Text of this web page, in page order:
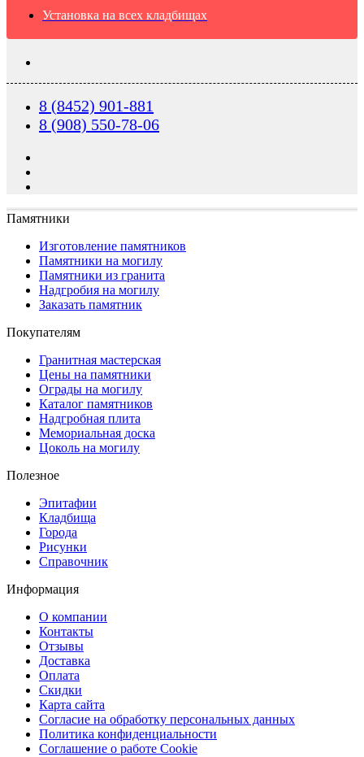
Установка на всех кладбищах
8 (8452) 901-881
8 (908) 550-78-06
Памятники
Изготовление памятников
Памятники на могилу
Памятники из гранита
Надгробия на могилу
Заказать памятник
Покупателям
Гранитная мастерская
Цены на памятники
Ограды на могилу
Каталог памятников
Надгробная плита
Мемориальная доска
Цоколь на могилу
Полезное
Эпитафии
Кладбища
Города
Рисунки
Справочник
Информация
О компании
Контакты
Отзывы
Доставка
Оплата
Скидки
Карта сайта
Согласие на обработку персональных данных
Политика конфиденциальности
Соглашение о работе Cookie